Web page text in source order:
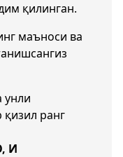
қилинган.
маъноси ва
унли
қизил ранг
И